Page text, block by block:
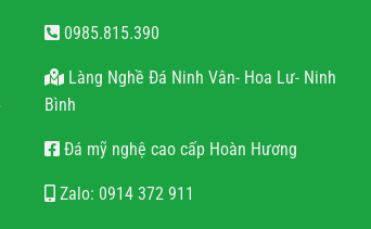
Bùi Quốc Trung
Anh đã đi xem rất nhiều những công
trình không thấy sự sắc sảo, tinh tế,
họ chỉ làm lăng mộ đá cho có, không
quan tâm đến thẩm mỹ và chất
0985.815.390
Làng Nghề Đá Ninh Vân- Hoa Lư- Ninh
Bình
Đá mỹ nghệ cao cấp Hoàn Hương
Zalo: 0914 372 911